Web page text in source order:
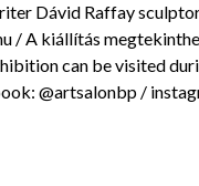
Dávid Raffay
/ A kiállítás
can be visited
@artsalonbp /